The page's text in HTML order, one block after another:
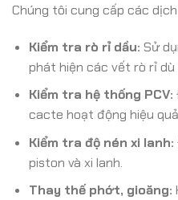
Chúng tôi cung cấp các dịch
Kiểm tra rò rỉ dầu: Sử
phát hiện các vết rò rỉ dù
Kiểm tra hệ thống PCV:
cacte hoạt động hiệu
Kiểm tra độ nén xi lanh:
piston và xi lanh.
Thay thế phớt, gioăng: